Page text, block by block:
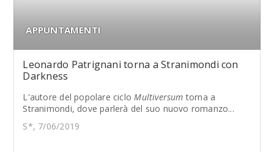
APPUNTAMENTI
Leonardo Patrignani torna a Stranimondi con
Darkness
L'autore del popolare cicloMultiversum torna a
Stranimondi, dove parlerà del suo nuovo romanzo...
S*, 7/06/2019